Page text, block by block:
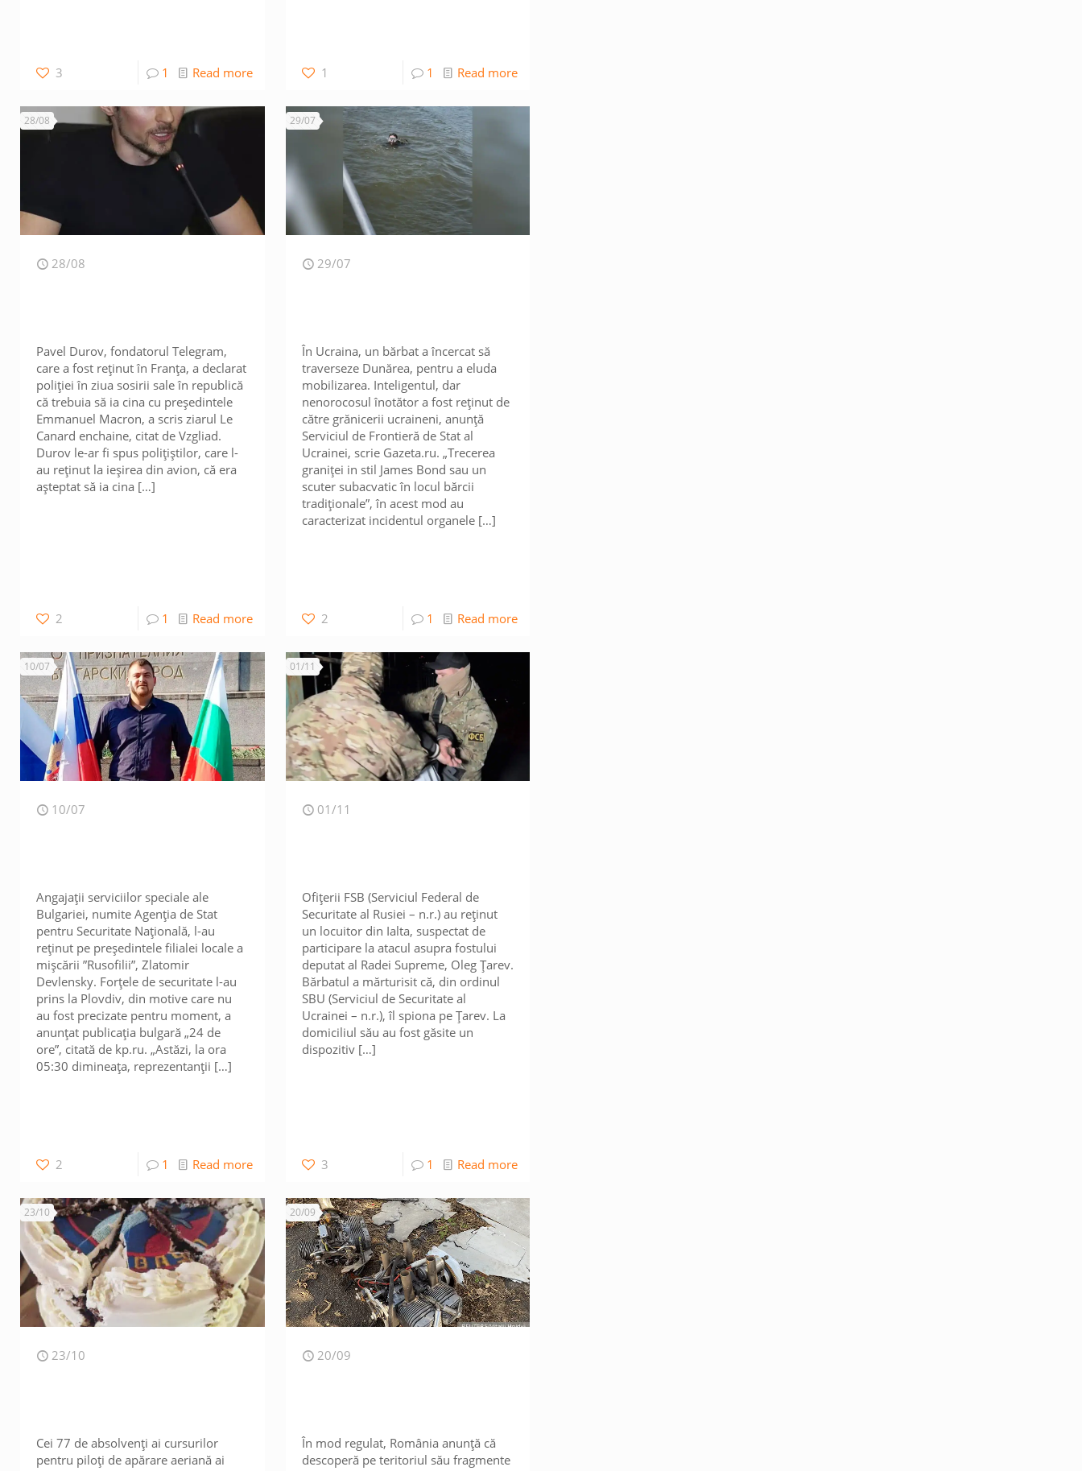
3 1 Read more 1 1 Read more
28/08
28/08
Pavel Durov, fondatorul Telegram,
care a fost reținut în Franța, a declarat
poliției în ziua sosirii sale în republică
că trebuia să ia cina cu președintele
Emmanuel Macron, a scris ziarul Le
Canard enchaine, citat de Vzgliad.
Durov le-ar fi spus polițiștilor, care l-
au reținut la ieșirea din avion, că era
așteptat să ia cina […]
2 1 Read more
29/07
29/07
În Ucraina, un bărbat a încercat să
traverseze Dunărea, pentru a eluda
mobilizarea. Inteligentul, dar
nenorocosul înotător a fost reținut de
către grănicerii ucraineni, anunță
Serviciul de Frontieră de Stat al
Ucrainei, scrie Gazeta.ru. „Trecerea
graniței in stil James Bond sau un
scuter subacvatic în locul bărcii
tradiționale”, în acest mod au
caracterizat incidentul organele […]
2 1 Read more
10/07
10/07
Angajații serviciilor speciale ale
Bulgariei, numite Agenția de Stat
pentru Securitate Națională, l-au
reținut pe președintele filialei locale a
mișcării ”Rusofilii”, Zlatomir
Devlensky. Forțele de securitate l-au
prins la Plovdiv, din motive care nu
au fost precizate pentru moment, a
anunțat publicația bulgară „24 de
ore”, citată de kp.ru. „Astăzi, la ora
05:30 dimineața, reprezentanții […]
2 1 Read more
01/11
01/11
Ofițerii FSB (Serviciul Federal de
Securitate al Rusiei – n.r.) au reținut
un locuitor din Ialta, suspectat de
participare la atacul asupra fostului
deputat al Radei Supreme, Oleg Țarev.
Bărbatul a mărturisit că, din ordinul
SBU (Serviciul de Securitate al
Ucrainei – n.r.), îl spiona pe Țarev. La
domiciliul său au fost găsite un
dispozitiv […]
3 1 Read more
23/10
23/10
Cei 77 de absolvenți ai cursurilor
pentru piloți de apărare aeriană ai
20/09
20/09
În mod regulat, România anunță că
descoperă pe teritoriul său fragmente